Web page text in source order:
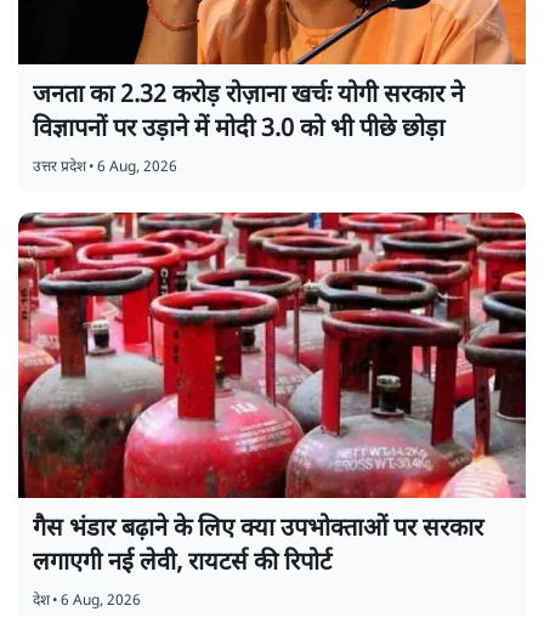
जनता का 2.32 करोड़ रोज़ाना खर्चः योगी सरकार ने
विज्ञापनों पर उड़ाने में मोदी 3.0 को भी पीछे छोड़ा
उत्तर प्रदेश•6 Aug, 2026
गैस भंडार बढ़ाने के लिए क्या उपभोक्ताओं पर सरकार
लगाएगी नई लेवी, रायटर्स की रिपोर्ट
देश•6 Aug, 2026